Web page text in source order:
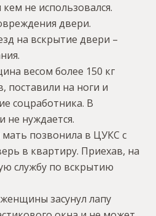
не использовался.
двери.
на вскрытие двери –
весом более 150 кг
поставили на ноги и
соцработника. В
нуждается.
позвонила в ЦУКС с
в квартиру. Приехав, на
службу по вскрытию
засунул лапу